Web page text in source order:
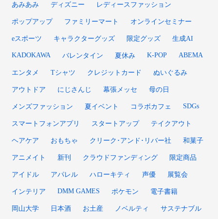
あみあみ ディズニー レディースファッション
ポップアップ ファミリーマート オンラインセミナー
eスポーツ キャラクターグッズ 限定グッズ 生成AI
KADOKAWA バレンタイン 夏休み K-POP ABEMA
エンタメ Tシャツ クレジットカード ぬいぐるみ
アウトドア にじさんじ 幕張メッセ 母の日
メンズファッション 夏イベント コラボカフェ SDGs
スマートフォンアプリ スタートアップ テイクアウト
ヘアケア おもちゃ クリーク･アンド･リバー社 和菓子
アニメイト 新刊 クラウドファンディング 限定商品
アイドル アパレル ハローキティ 声優 展覧会
インテリア DMM GAMES ポケモン 電子書籍
岡山大学 日本酒 お土産 ノベルティ サステナブル